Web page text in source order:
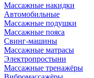
Массажные накидки
Автомобильные
Массажные подушки
Массажные пояса
Свинг-машины
Массажные матрасы
Электропростыни
Массажные тренажёры